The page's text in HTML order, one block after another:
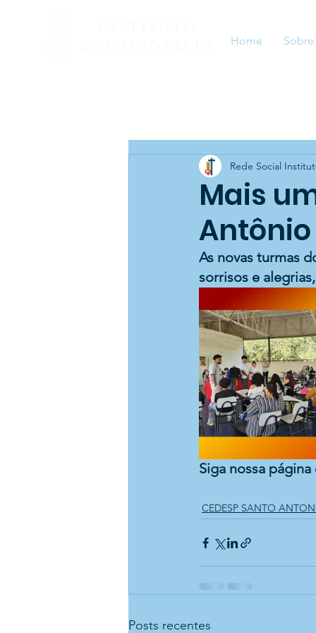
Home
Mais
Antônio
Rede Social
As novas turmas
sorrisos e
Siga nossa
CEDESP SANTO
Posts recentes